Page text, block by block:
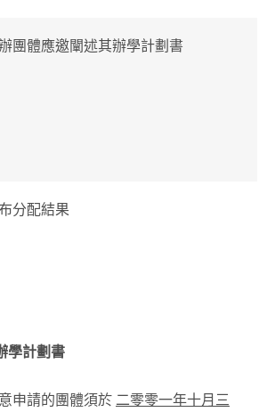
團體應邀闡述其辦學計劃書
分配結果
學計劃書
申請的團體須於 二零零一年十月三